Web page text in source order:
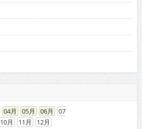
04 05 06
07
10 11 12